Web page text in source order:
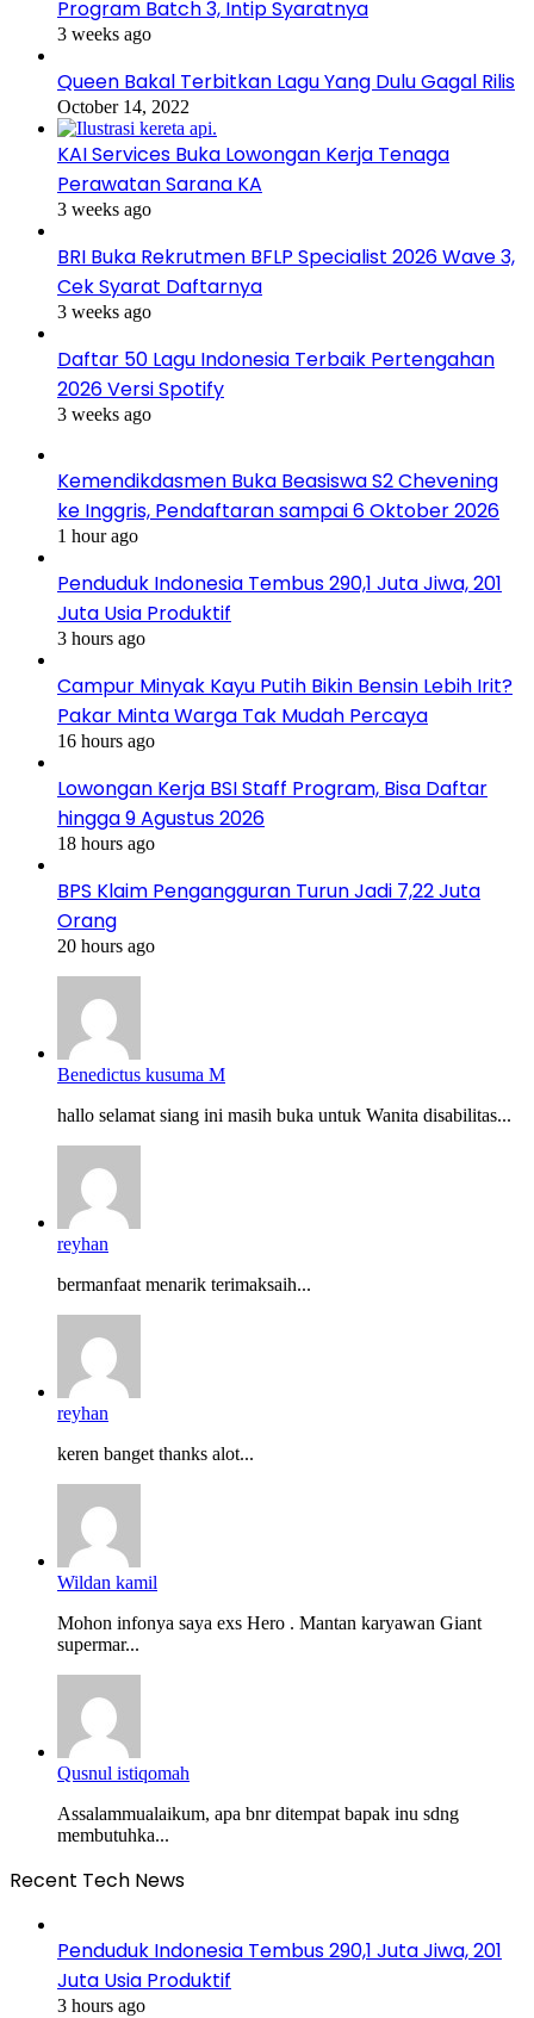
Program Batch 3, Intip Syaratnya
3 weeks ago
Queen Bakal Terbitkan Lagu Yang Dulu Gagal Rilis
October 14, 2022
KAI Services Buka Lowongan Kerja Tenaga
Perawatan Sarana KA
3 weeks ago
BRI Buka Rekrutmen BFLP Specialist 2026 Wave 3,
Cek Syarat Daftarnya
3 weeks ago
Daftar 50 Lagu Indonesia Terbaik Pertengahan
2026 Versi Spotify
3 weeks ago
Kemendikdasmen Buka Beasiswa S2 Chevening
ke Inggris, Pendaftaran sampai 6 Oktober 2026
1 hour ago
Penduduk Indonesia Tembus 290,1 Juta Jiwa, 201
Juta Usia Produktif
3 hours ago
Campur Minyak Kayu Putih Bikin Bensin Lebih Irit?
Pakar Minta Warga Tak Mudah Percaya
16 hours ago
Lowongan Kerja BSI Staff Program, Bisa Daftar
hingga 9 Agustus 2026
18 hours ago
BPS Klaim Pengangguran Turun Jadi 7,22 Juta
Orang
20 hours ago
Benedictus kusuma M
hallo selamat siang ini masih buka untuk Wanita disabilitas...
reyhan
bermanfaat menarik terimaksaih...
reyhan
keren banget thanks alot...
Wildan kamil
Mohon infonya saya exs Hero . Mantan karyawan Giant
supermar...
Qusnul istiqomah
Assalammualaikum, apa bnr ditempat bapak inu sdng
membutuhka...
Recent Tech News
Penduduk Indonesia Tembus 290,1 Juta Jiwa, 201
Juta Usia Produktif
3 hours ago